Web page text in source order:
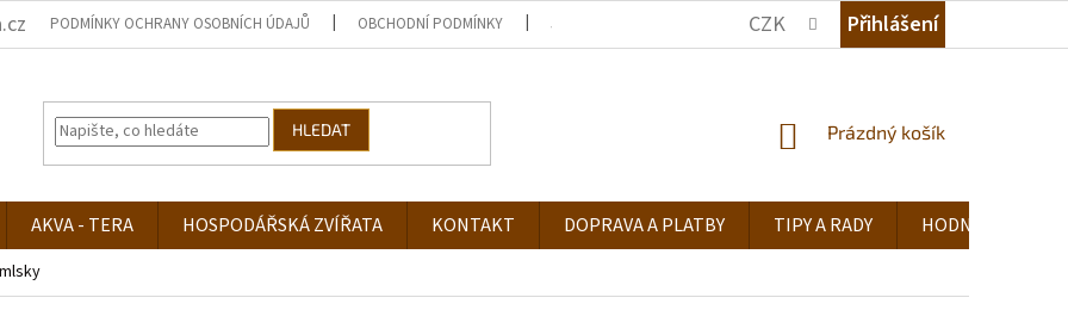
PODMÍNKY OCHRANY OSOBNÍCH ÚDAJŮ OBCHODNÍ PODMÍNKY JAK NAKUPOVAT KDE NÁS NAJDETE TIPY A RADY
CZK Přihlášení
HLEDAT
NÁKUPNÍ
Prázdný košík
AKVA - TERA HOSPODÁŘSKÁ ZVÍŘATA KONTAKT DOPRAVA A PLATBY TIPY A RADY HODNOCENÍ